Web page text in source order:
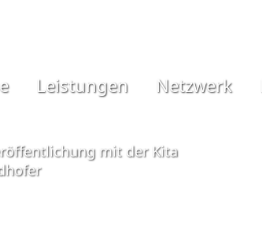
Leistungen Netzwerk
mit der Kita